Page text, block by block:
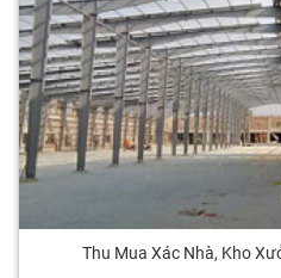
Thu Mua Xác Nhà, Kho